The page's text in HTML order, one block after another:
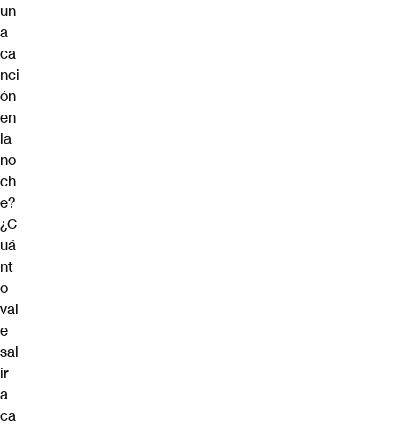
un
a
ca
nci
ón
en
la
no
ch
e?
¿C
uá
nt
o
val
e
sal
ir
a
ca